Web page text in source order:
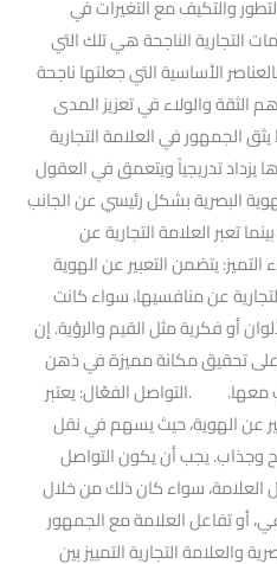
والتكيف مع التغيرات في
التجارية الناجحة هي تلك التي
الأساسية التي جعلتها ناجحة
والولاء في تعزيز المدى
يثق الجمهور في العلامة التجارية
يزداد تدريجياً ويتعمق في العقول
البصرية بشكل رئيسي عن الجانب
تعبر العلامة التجارية عن
يتضمن التعبير عن الهوية
عن منافسيها، سواء كانت
أو فكرية مثل القيم والرؤية. إن
على تحقيق مكانة مميزة في ذهن
معها. .التواصل الفعّال: يعتبر
عن الهوية، حيث يسهم في نقل
وجذاب. يجب أن يكون التواصل
العلامة، سواء كان ذلك من خلال
أو تفاعل العلامة مع الجمهور
والعلامة التجارية التمييز بين